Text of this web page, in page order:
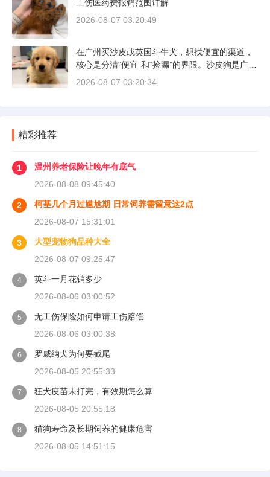
工伤医药费报销范围详解
2026-08-07 03:20:49
在广州买沙皮或英国斗牛犬，想找便宜的渠道，
核心是分清“便宜”和“捡漏”的界限。沙皮狗是广东
本地犬种，价格比北方城市有优势；英国斗牛犬
2026-08-07 03:20:34
精彩推荐
1
温州养老保险让晚年有底气
2026-08-08 09:45:40
2
柯基几个月过尴尬期 日常饲养需留意这2点
2026-08-07 15:31:01
3
大型宠物狗品种大全
2026-08-07 09:25:47
4
英斗一月花销多少
2026-08-06 03:00:52
5
无工伤保险如何申请工伤赔偿
2026-08-06 03:00:38
6
罗威纳犬为何要截尾
2026-08-05 20:55:33
7
狂犬疫苗未打完，有效期怎么算
2026-08-05 20:55:18
8
猫狗寿命及长期饲养的健康危害
2026-08-05 14:51:15